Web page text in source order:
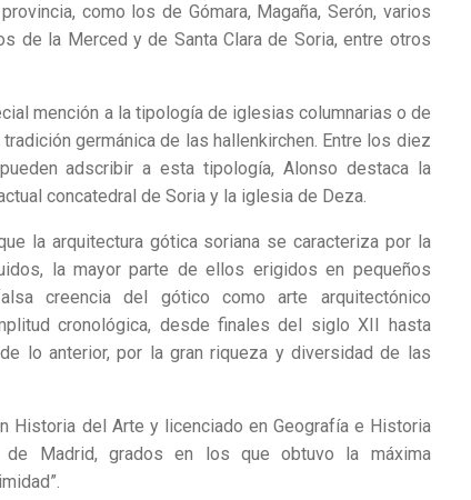
como los de Gómara, Magaña, Serón, varios
de la Merced y de Santa Clara de Soria, entre otros
mención a la tipología de iglesias columnarias o de
germánica de las hallenkirchen. Entre los diez
adscribir a esta tipología, Alonso destaca la
concatedral de Soria y la iglesia de Deza.
la arquitectura gótica soriana se caracteriza por la
la mayor parte de ellos erigidos en pequeños
creencia del gótico como arte arquitectónico
cronológica, desde finales del siglo XII hasta
lo anterior, por la gran riqueza y diversidad de las
Historia del Arte y licenciado en Geografía e Historia
de Madrid, grados en los que obtuvo la máxima